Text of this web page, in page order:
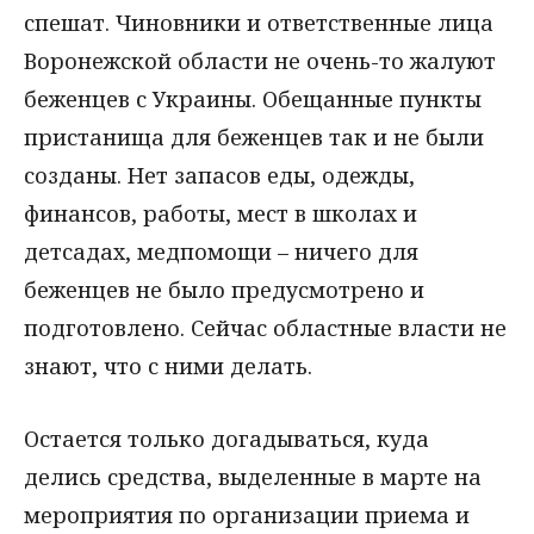
спешат. Чиновники и ответственные лица
Воронежской области не очень-то жалуют
беженцев с Украины. Обещанные пункты
пристанища для беженцев так и не были
созданы. Нет запасов еды, одежды,
финансов, работы, мест в школах и
детсадах, медпомощи – ничего для
беженцев не было предусмотрено и
подготовлено. Сейчас областные власти не
знают, что с ними делать.
Остается только догадываться, куда
делись средства, выделенные в марте на
мероприятия по организации приема и